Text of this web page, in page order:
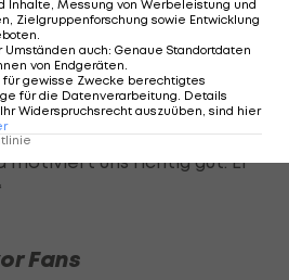
fast einem Jahrzehnt die
bei seinen neuen
einen guten Eindruck
„Er führt viele
motiviert uns richtig gut. Er
Fans
Inhalte, Messung von Werbeleistung und
Zielgruppenforschung sowie Entwicklung
auch: Genaue Standortdaten
von Endgeräten
gewisse Zwecke berechtigtes
für die Datenverarbeitung. Details
Widerspruchsrecht auszuüben, sind hier